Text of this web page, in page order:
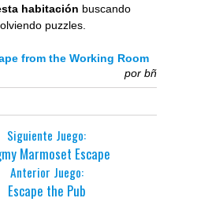
habitación buscando
puzzles.
from the Working Room
por bñ
Siguiente Juego:
Marmoset Escape
Anterior Juego:
Escape the Pub